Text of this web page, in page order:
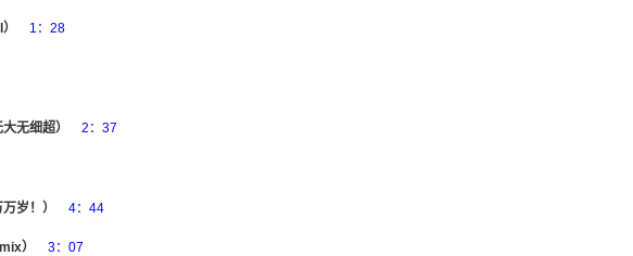
1：28
无细超）
2：37
岁！）
4：44
）
3：07